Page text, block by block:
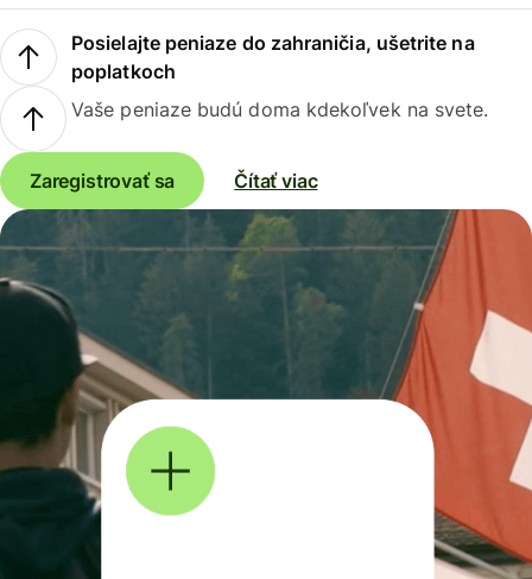
Posielajte peniaze do zahraničia, ušetrite na
poplatkoch
Vaše peniaze budú doma kdekoľvek na svete.
Zaregistrovať sa Čítať viac